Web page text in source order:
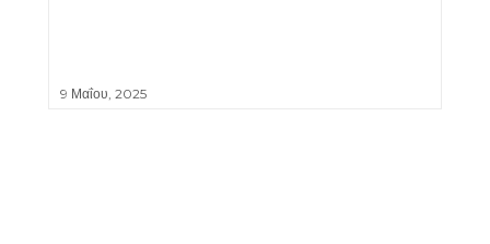
9 Μαΐου, 2025